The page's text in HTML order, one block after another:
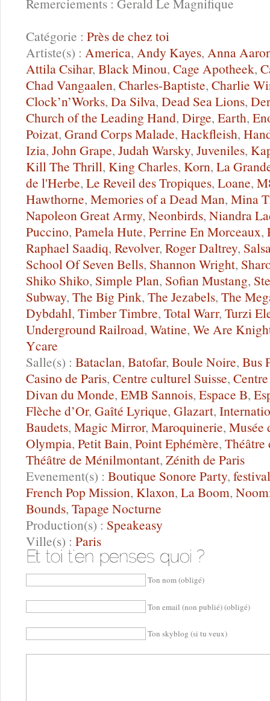
Catégorie : Près de chez toi
Artiste(s) : America, Andy Kayes, Anna
Attila Csihar, Black Minou, Cage Apotheek,
Chad Vangaalen, Charles-Baptiste, Charlie
Clock’n’Works, Da Silva, Dead Sea Lions,
Church of the Leading Hand, Dirge, Earth,
Poizat, Grand Corps Malade, Hackfleish,
Izia, John Grape, Judah Warsky, Juveniles,
Kill The Thrill, King Charles, Korn, La
de l'Herbe, Le Reveil des Tropiques, Loane,
Hawthorne, Memories of a Dead Man, Mina
Napoleon Great Army, Neonbirds, Niandra
Puccino, Pamela Hute, Perrine En Morceaux,
Raphael Saadiq, Revolver, Roger Daltrey,
School Of Seven Bells, Shannon Wright,
Shiko Shiko, Simple Plan, Sofian Mustang,
Subway, The Big Pink, The Jezabels, The
Dybdahl, Timber Timbre, Total Warr, Turzi
Underground Railroad, Watine, We Are
Ycare
Salle(s) : Bataclan, Batofar, Boule Noire, Bus
Casino de Paris, Centre culturel Suisse,
Divan du Monde, EMB Sannois, Espace B,
Flèche d’Or, Gaîté Lyrique, Glazart,
Baudets, Magic Mirror, Maroquinerie, Musée
Olympia, Petit Bain, Point Ephémère, Théâtre
Théâtre de Ménilmontant, Zénith de Paris
Evenement(s) : Boutique Sonore Party,
French Pop Mission, Klaxon, La Boom,
Bounds, Tapage Nocturne
Production(s) : Speakeasy
Ville(s) : Paris
Ton nom (obligé)
Ton email (non publié) (obligé)
Ton skyblog (si tu veux)